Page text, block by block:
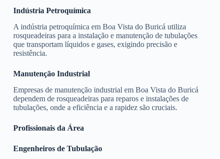
Indústria Petroquímica
A indústria petroquímica em Boa Vista do Buricá utiliza
rosqueadeiras para a instalação e manutenção de tubulações
que transportam líquidos e gases, exigindo precisão e
resistência.
Manutenção Industrial
Empresas de manutenção industrial em Boa Vista do Buricá
dependem de rosqueadeiras para reparos e instalações de
tubulações, onde a eficiência e a rapidez são cruciais.
Profissionais da Área
Engenheiros de Tubulação